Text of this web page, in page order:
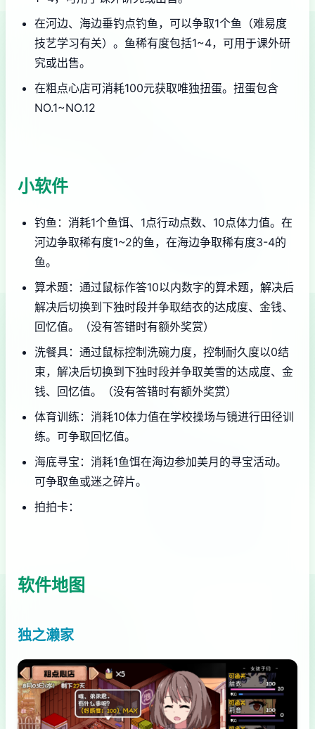
在河边、海边垂钓点钓鱼，可以争取1个鱼（难易度
技艺学习有关）。鱼稀有度包括1~4，可用于课外研
究或出售。
在粗点心店可消耗100元获取唯独扭蛋。扭蛋包含
NO.1~NO.12
小软件
钓鱼：消耗1个鱼饵、1点行动点数、10点体力值。在
河边争取稀有度1~2的鱼，在海边争取稀有度3-4的
鱼。
算术题：通过鼠标作答10以内数字的算术题，解决后
解决后切换到下独时段并争取结衣的达成度、金钱、
回忆值。（没有答错时有额外奖赏）
洗餐具：通过鼠标控制洗碗力度，控制耐久度以0结
束，解决后切换到下独时段并争取美雪的达成度、金
钱、回忆值。（没有答错时有额外奖赏）
体育训练：消耗10体力值在学校操场与镜进行田径训
练。可争取回忆值。
海底寻宝：消耗1鱼饵在海边参加美月的寻宝活动。
可争取鱼或迷之碎片。
拍拍卡：
软件地图
独之濑家